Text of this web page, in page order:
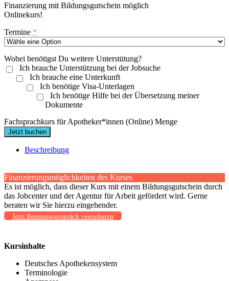
Finanzierung mit Bildungsgutschein möglich
Onlinekurs!
Termine *
Wobei benötigst Du weitere Unterstütung?
Ich brauche Unterstützung bei der Jobsuche
Ich brauche eine Unterkunft
Ich benötige Visa-Unterlagen
Ich benötige Hilfe bei der Übersetzung meiner
Dokumente
Fachsprachkurs für Apotheker*innen (Online) Menge
Jetzt buchen
Beschreibung
Finanzierungsmöglichkeiten des Kurses
Es ist möglich, dass dieser Kurs mit einem Bildungsgutschein durch
das Jobcenter und der Agentur für Arbeit gefördert wird. Gerne
beraten wir Sie hierzu eingehender.
Jetzt Beratungsgespräch vereinbaren
Kursinhalte
Deutsches Apothekensystem
Terminologie